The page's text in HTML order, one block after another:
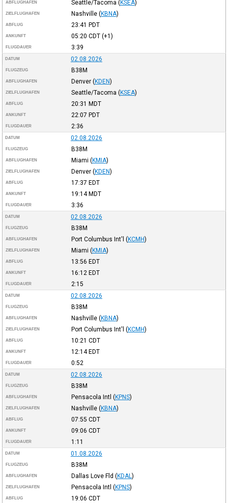
ABFLUGHAFEN Seattle/Tacoma (KSEA)
ZIELFLUGHAFEN Nashville (KBNA)
ABFLUG 23:41 PDT
ANKUNFT 05:20 CDT(+1)
FLUGDAUER 3:39
DATUM 02.08.2026
FLUGZEUG B38M
ABFLUGHAFEN Denver (KDEN)
ZIELFLUGHAFEN Seattle/Tacoma (KSEA)
ABFLUG 20:31 MDT
ANKUNFT 22:07 PDT
FLUGDAUER 2:36
DATUM 02.08.2026
FLUGZEUG B38M
ABFLUGHAFEN Miami (KMIA)
ZIELFLUGHAFEN Denver (KDEN)
ABFLUG 17:37 EDT
ANKUNFT 19:14MDT
FLUGDAUER 3:36
DATUM 02.08.2026
FLUGZEUG B38M
ABFLUGHAFEN Port Columbus Int'l (KCMH)
ZIELFLUGHAFEN Miami (KMIA)
ABFLUG 13:56 EDT
ANKUNFT 16:12 EDT
FLUGDAUER 2:15
DATUM 02.08.2026
FLUGZEUG B38M
ABFLUGHAFEN Nashville (KBNA)
ZIELFLUGHAFEN Port Columbus Int'l (KCMH)
ABFLUG 10:21 CDT
ANKUNFT 12:14EDT
FLUGDAUER 0:52
DATUM 02.08.2026
FLUGZEUG B38M
ABFLUGHAFEN Pensacola Intl (KPNS)
ZIELFLUGHAFEN Nashville (KBNA)
ABFLUG 07:55 CDT
ANKUNFT 09:06 CDT
FLUGDAUER 1:11
DATUM 01.08.2026
FLUGZEUG B38M
ABFLUGHAFEN Dallas Love Fld (KDAL )
ZIELFLUGHAFEN Pensacola Intl (KPNS)
ABFLUG 19:06 CDT